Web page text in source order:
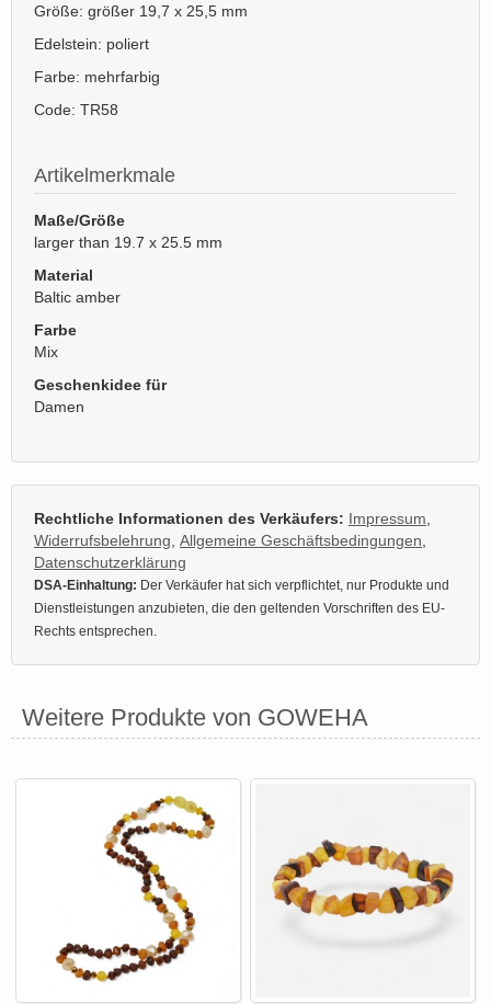
Größe: größer 19,7 x 25,5 mm
Edelstein: poliert
Farbe: mehrfarbig
Code: TR58
Artikelmerkmale
Maße/Größe
larger than 19.7 x 25.5 mm
Material
Baltic amber
Farbe
Mix
Geschenkidee für
Damen
Rechtliche Informationen des Verkäufers: Impressum
Widerrufsbelehrung Allgemeine Geschäftsbedingungen
Datenschutzerklärung
DSA-Einhaltung: Der Verkäufer hat sich verpflichtet, nur Produkte und
Dienstleistungen anzubieten, die den geltenden Vorschriften des EU-
Rechts entsprechen.
Weitere Produkte von GOWEHA